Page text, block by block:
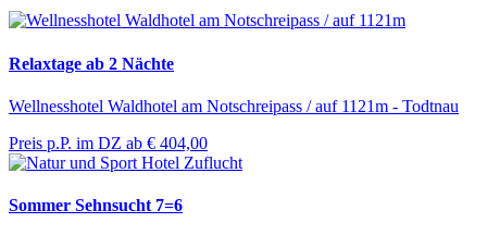
Relaxtage ab 2 Nächte
Wellnesshotel Waldhotel am Notschreipass / auf 1121m - Todtnau
Preis p.P. im DZ ab € 404,00
Sommer Sehnsucht 7=6